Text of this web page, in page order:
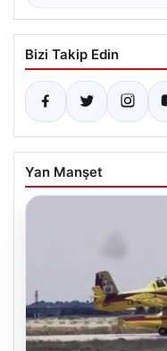
Bizi Takip Edin
Yan Manşet